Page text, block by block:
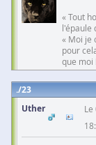
« Tout
l'épaule
« Moi je
pour
que
23
Uther